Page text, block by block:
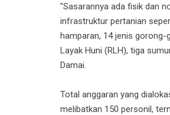
"Sasarannya ada fisik dan
infrastruktur pertanian
hamparan, 14 jenis gorong-
Layak Huni (RLH), tiga
Damai.
Total anggaran yang
melibatkan 150 personil,